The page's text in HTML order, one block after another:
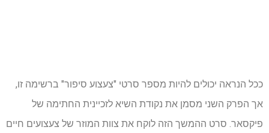
ככל הנראה יכולים להיות מספר סרטי "צעצוע סיפור" ברשימה זו,
אך הפרק השני מסמן את נקודת השיא לזכיינית החתימה של
פיקסאר. סרט ההמשך הזה לוקח את צוות המוזר של צעצועים חיים